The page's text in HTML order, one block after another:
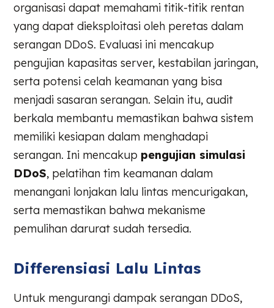
organisasi dapat memahami titik-titik rentan
yang dapat dieksploitasi oleh peretas dalam
serangan DDoS. Evaluasi ini mencakup
pengujian kapasitas server, kestabilan jaringan,
serta potensi celah keamanan yang bisa
menjadi sasaran serangan. Selain itu, audit
berkala membantu memastikan bahwa sistem
memiliki kesiapan dalam menghadapi
serangan. Ini mencakup pengujian simulasi
DDoS, pelatihan tim keamanan dalam
menangani lonjakan lalu lintas mencurigakan,
serta memastikan bahwa mekanisme
pemulihan darurat sudah tersedia.
Differensiasi Lalu Lintas
Untuk mengurangi dampak serangan DDoS,